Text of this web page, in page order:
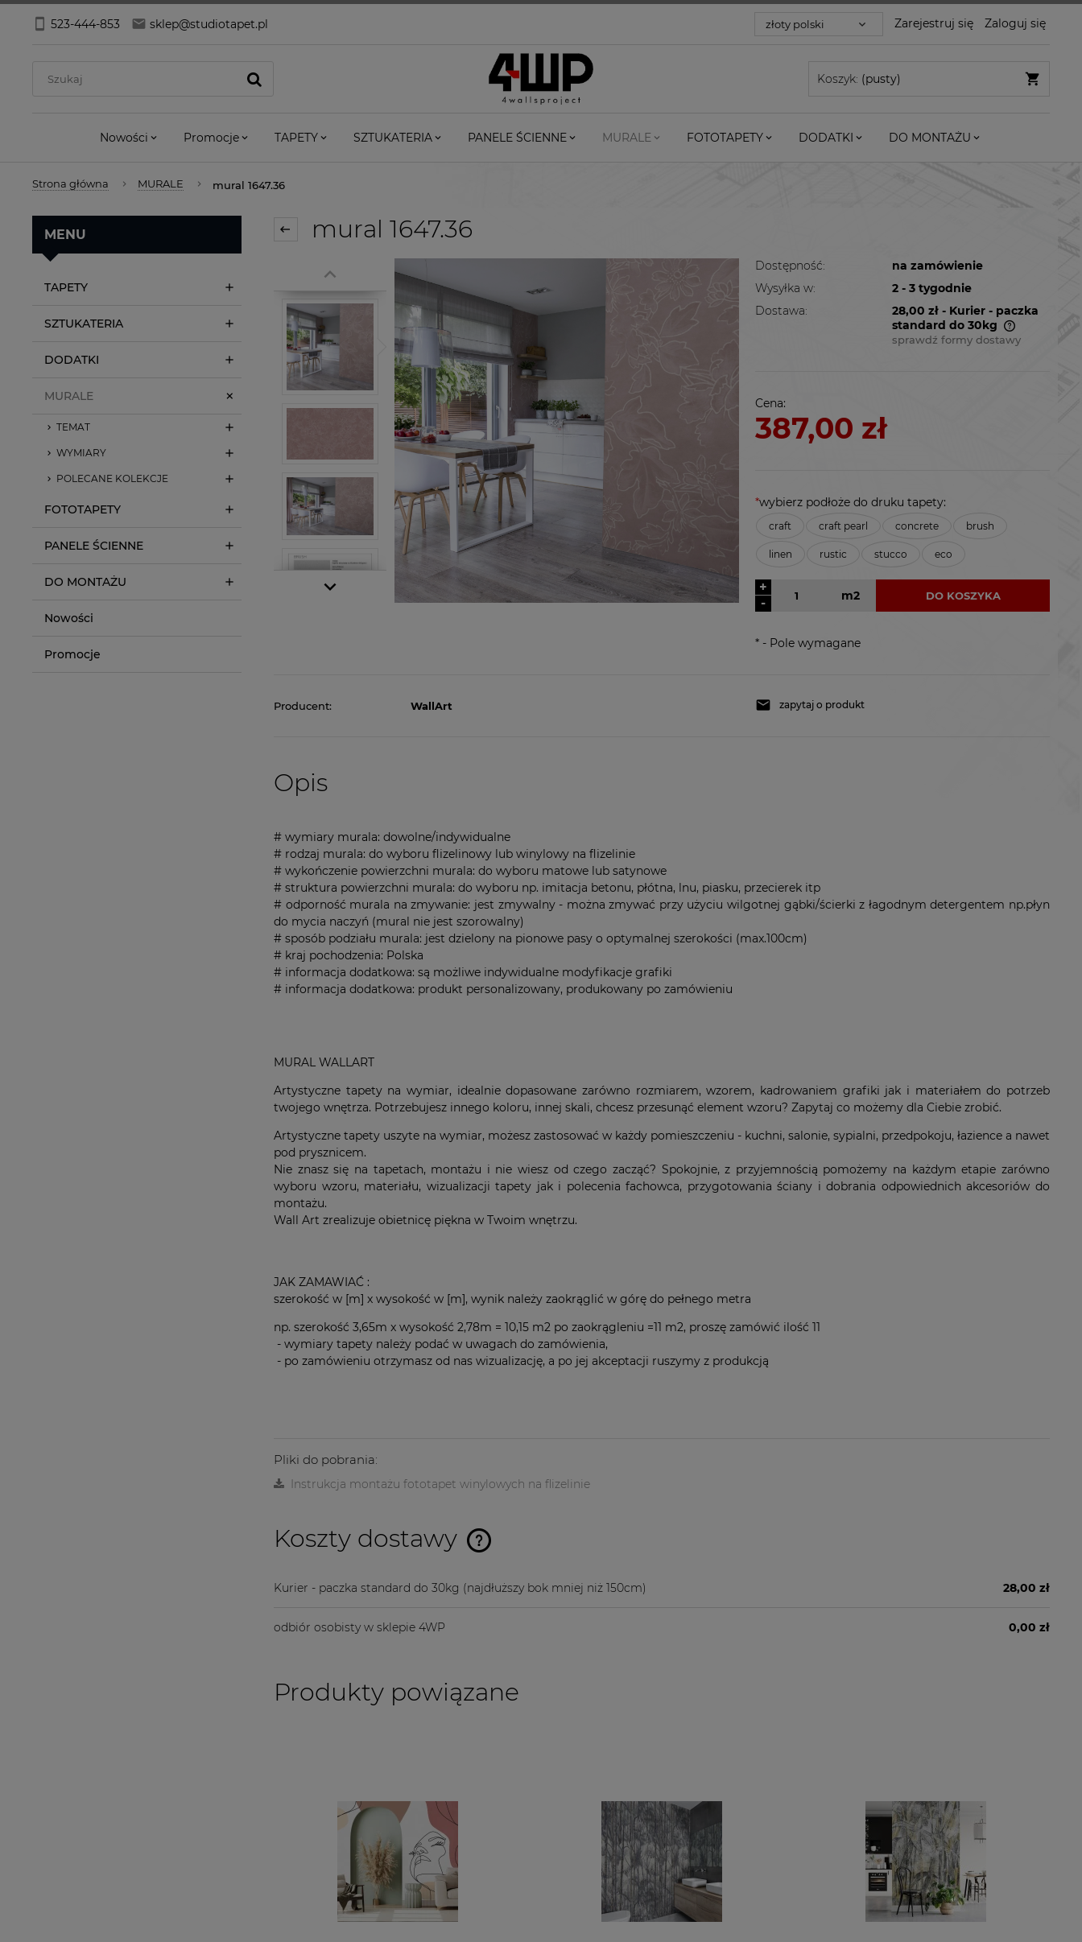
523-444-853 sklep@studiotapet.pl Zarejestruj się Zaloguj się
Koszyk: (pusty)
Nowości Promocje TAPETY SZTUKATERIA PANELE ŚCIENNE MURALE FOTOTAPETY DODATKI DO MONTAŻU
Strona główna MURALE mural 1647.36
MENU
TAPETY
SZTUKATERIA
DODATKI
MURALE
TEMAT
WYMIARY
POLECANE KOLEKCJE
FOTOTAPETY
PANELE ŚCIENNE
DO MONTAŻU
Nowości
Promocje
mural 1647.36
Dostępność:
na zamówienie
Wysyłka w:
2 - 3 tygodnie
Dostawa:
28,00 zł - Kurier - paczka
standard do 30kg
sprawdź formy dostawy
Cena:
387,00 zł
*wybierz podłoże do druku tapety:
craft craft pearl concrete brush
linen rustic stucco eco
-
+
m2 DO KOSZYKA
* - Pole wymagane
Producent: WallArt zapytaj o produkt
Opis
# wymiary murala: dowolne/indywidualne
# rodzaj murala: do wyboru flizelinowy lub winylowy na flizelinie
# wykończenie powierzchni murala: do wyboru matowe lub satynowe
# struktura powierzchni murala: do wyboru np. imitacja betonu, płótna, lnu, piasku, przecierek itp
# odporność murala na zmywanie: jest zmywalny - można zmywać przy użyciu wilgotnej gąbki/ścierki z łagodnym detergentem np.płyn
do mycia naczyń (mural nie jest szorowalny)
# sposób podziału murala: jest dzielony na pionowe pasy o optymalnej szerokości (max.100cm)
# kraj pochodzenia: Polska
# informacja dodatkowa: są możliwe indywidualne modyfikacje grafiki
# informacja dodatkowa: produkt personalizowany, produkowany po zamówieniu
MURAL WALLART
Artystyczne tapety na wymiar, idealnie dopasowane zarówno rozmiarem, wzorem, kadrowaniem grafiki jak i materiałem do potrzeb
twojego wnętrza. Potrzebujesz innego koloru, innej skali, chcesz przesunąć element wzoru? Zapytaj co możemy dla Ciebie zrobić.
Artystyczne tapety uszyte na wymiar, możesz zastosować w każdy pomieszczeniu - kuchni, salonie, sypialni, przedpokoju, łazience a nawet
pod prysznicem.
Nie znasz się na tapetach, montażu i nie wiesz od czego zacząć? Spokojnie, z przyjemnością pomożemy na każdym etapie zarówno
wyboru wzoru, materiału, wizualizacji tapety jak i polecenia fachowca, przygotowania ściany i dobrania odpowiednich akcesoriów do
montażu.
Wall Art zrealizuje obietnicę piękna w Twoim wnętrzu.
JAK ZAMAWIAĆ :
szerokość w [m] x wysokość w [m], wynik należy zaokrąglić w górę do pełnego metra
np. szerokość 3,65m x wysokość 2,78m = 10,15 m2 po zaokrągleniu =11 m2, proszę zamówić ilość 11
- wymiary tapety należy podać w uwagach do zamówienia,
- po zamówieniu otrzymasz od nas wizualizację, a po jej akceptacji ruszymy z produkcją
Pliki do pobrania:
Instrukcja montażu fototapet winylowych na flizelinie
Koszty dostawy
Cena nie zawiera ewentualnych
kosztów płatności
Kurier - paczka standard do 30kg (najdłuższy bok mniej niż 150cm) 28,00 zł
odbiór osobisty w sklepie 4WP 0,00 zł
Produkty powiązane